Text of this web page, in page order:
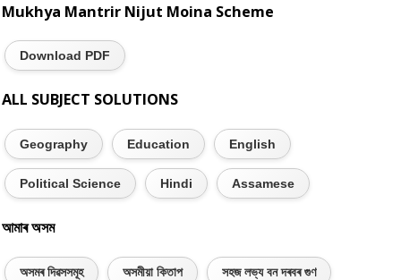
Mukhya Mantrir Nijut Moina Scheme
Download PDF
ALL SUBJECT SOLUTIONS
Geography Education English
Political Science Hindi Assamese
আমাৰ অসম
অসমৰ দিৱসসমূহ অসমীয়া কিতাপ সহজ লভ্য বন দৰবৰ গুণ